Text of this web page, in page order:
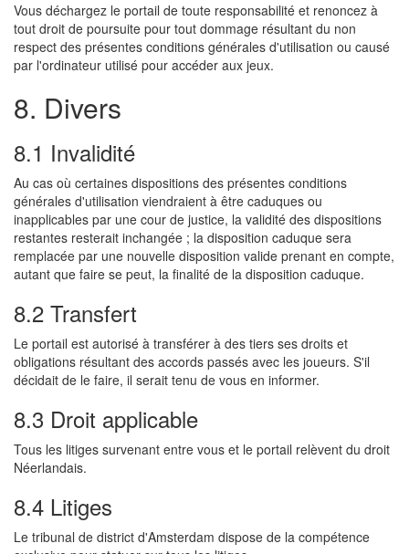
Vous déchargez le portail de toute responsabilité et renoncez à
tout droit de poursuite pour tout dommage résultant du non
respect des présentes conditions générales d'utilisation ou causé
par l'ordinateur utilisé pour accéder aux jeux.
8. Divers
8.1 Invalidité
Au cas où certaines dispositions des présentes conditions
générales d'utilisation viendraient à être caduques ou
inapplicables par une cour de justice, la validité des dispositions
restantes resterait inchangée ; la disposition caduque sera
remplacée par une nouvelle disposition valide prenant en compte,
autant que faire se peut, la finalité de la disposition caduque.
8.2 Transfert
Le portail est autorisé à transférer à des tiers ses droits et
obligations résultant des accords passés avec les joueurs. S'il
décidait de le faire, il serait tenu de vous en informer.
8.3 Droit applicable
Tous les litiges survenant entre vous et le portail relèvent du droit
Néerlandais.
8.4 Litiges
Le tribunal de district d'Amsterdam dispose de la compétence